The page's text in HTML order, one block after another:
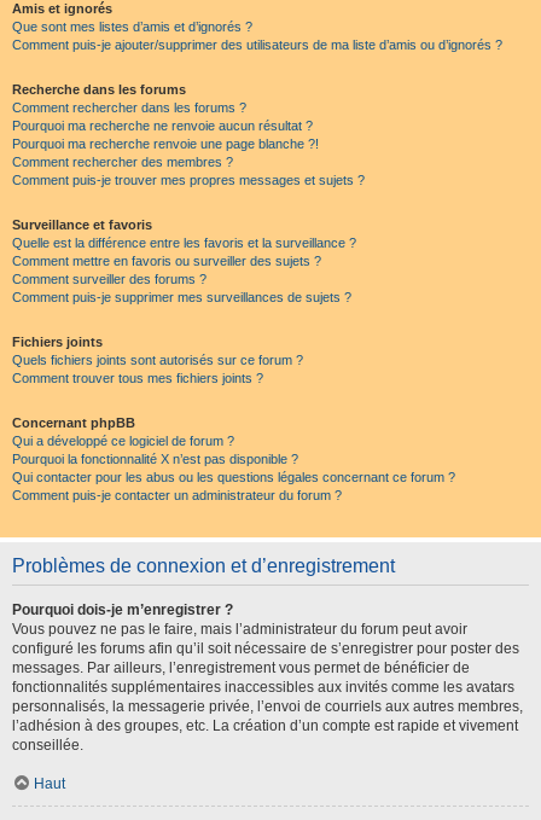
Amis et ignorés
Que sont mes listes d’amis et d’ignorés ?
Comment puis-je ajouter/supprimer des utilisateurs de ma liste d’amis ou d’ignorés ?
Recherche dans les forums
Comment rechercher dans les forums ?
Pourquoi ma recherche ne renvoie aucun résultat ?
Pourquoi ma recherche renvoie une page blanche ?!
Comment rechercher des membres ?
Comment puis-je trouver mes propres messages et sujets ?
Surveillance et favoris
Quelle est la différence entre les favoris et la surveillance ?
Comment mettre en favoris ou surveiller des sujets ?
Comment surveiller des forums ?
Comment puis-je supprimer mes surveillances de sujets ?
Fichiers joints
Quels fichiers joints sont autorisés sur ce forum ?
Comment trouver tous mes fichiers joints ?
Concernant phpBB
Qui a développé ce logiciel de forum ?
Pourquoi la fonctionnalité X n’est pas disponible ?
Qui contacter pour les abus ou les questions légales concernant ce forum ?
Comment puis-je contacter un administrateur du forum ?
Problèmes de connexion et d’enregistrement
Pourquoi dois-je m’enregistrer ?
Vous pouvez ne pas le faire, mais l’administrateur du forum peut avoir
configuré les forums afin qu’il soit nécessaire de s’enregistrer pour poster des
messages. Par ailleurs, l’enregistrement vous permet de bénéficier de
fonctionnalités supplémentaires inaccessibles aux invités comme les avatars
personnalisés, la messagerie privée, l’envoi de courriels aux autres membres,
l’adhésion à des groupes, etc. La création d’un compte est rapide et vivement
conseillée.
Haut